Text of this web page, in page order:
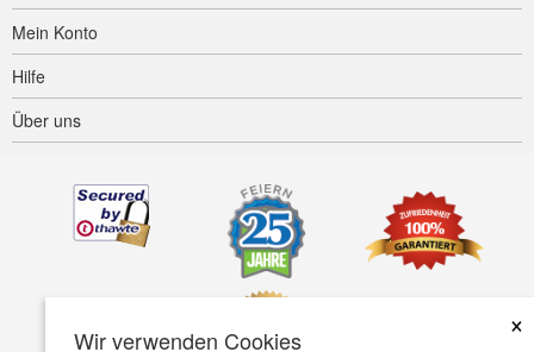
Wir verwenden Cookies
×
Mein Konto
Hilfe
Über uns